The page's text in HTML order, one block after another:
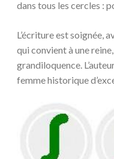
dans tous les cercles :
L’écriture est soignée,
qui convient à une
grandiloquence.
femme historique